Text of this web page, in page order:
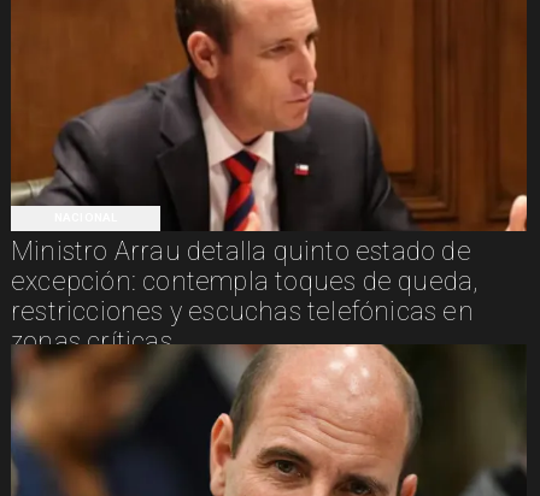
Ministro Arrau detalla quinto estado de
excepción: contempla toques de queda,
restricciones y escuchas telefónicas en
zonas críticas